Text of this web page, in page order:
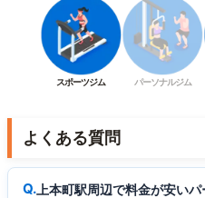
スポーツジム パーソナルジム
よくある質問
上本町駅周辺で料金が安い